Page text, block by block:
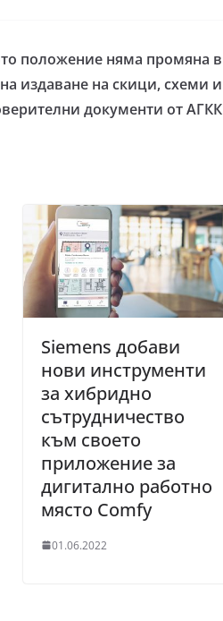
положение няма промяна в
издаване на скици, схеми и
документи от АГКК
Siemens добави
нови инструменти
за хибридно
сътрудничество
към своето
приложение за
дигитално работно
място Comfy
01.06.2022